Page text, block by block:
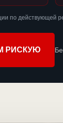
по действующей
РИСКУЮ